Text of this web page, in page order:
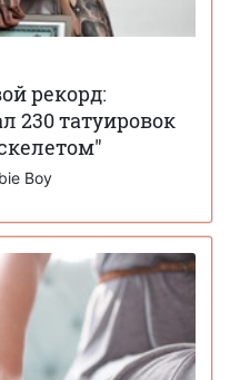
рекорд:
230 татуировок
Boy